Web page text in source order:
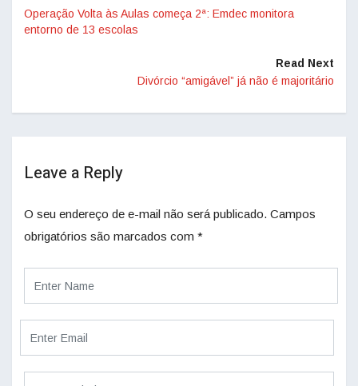
Operação Volta às Aulas começa 2ª: Emdec monitora
entorno de 13 escolas
Read Next
Divórcio “amigável” já não é majoritário
Leave a Reply
O seu endereço de e-mail não será publicado. Campos
obrigatórios são marcados com *